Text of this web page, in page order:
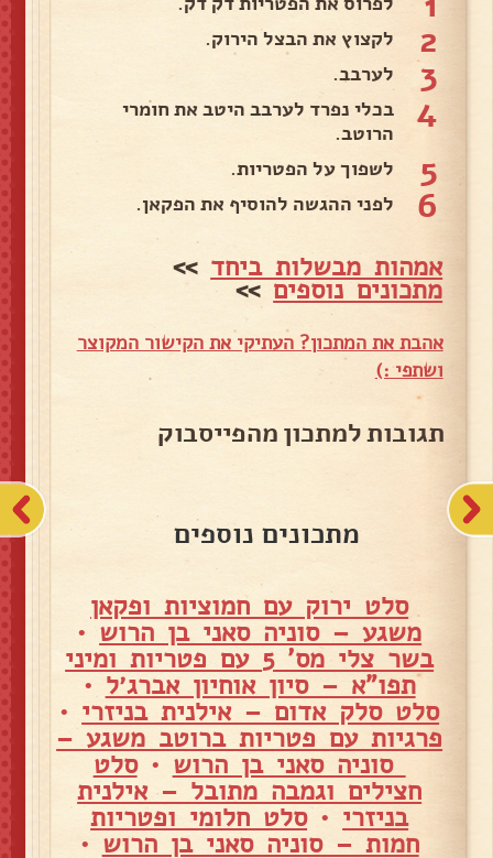
2 לקצוץ את הבצל הירוק.
3 לערבב.
4
בכלי נפרד לערבב היטב את חומרי
הרוטב.
5 לשפוך על הפטריות.
6 לפני ההגשה להוסיף את הפקאן.
אמהות מבשלות ביחד >>
מתכונים נוספים>>
אהבת את המתכון? העתיקי את הקישור המקוצר
ושתפי :)
תגובות למתכון מהפייסבוק
מתכונים נוספים
סלט ירוק עם חמוציות ופקאן
משגע – סוניה סאני בן הרוש •
בשר צלי מס' 5 עם פטריות ומיני
תפו"א – סיון אוחיון אברג׳ל •
סלט סלק אדום – אילנית בניזרי •
פרגיות עם פטריות ברוטב משגע –
סוניה סאני בן הרוש •סלט
חצילים וגמבה מתובל – אילנית
בניזרי •סלט חלומי ופטריות
חמות – סוניה סאני בן הרוש •